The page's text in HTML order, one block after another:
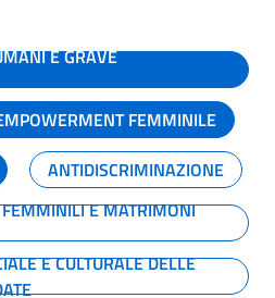
E GRAVE
FEMMINILE
ANTIDISCRIMINAZIONE
E MATRIMONI
E CULTURALE DELLE